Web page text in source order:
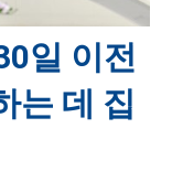
일 이전
는 데 집